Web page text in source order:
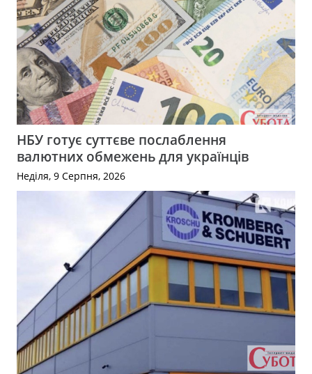
НБУ готує суттєве послаблення
валютних обмежень для українців
Неділя, 9 Серпня, 2026